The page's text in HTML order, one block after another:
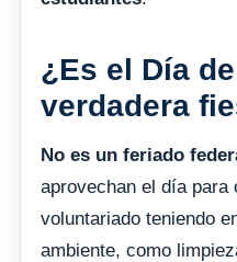
¿Es el Día
verdadera
No es un feriado
aprovechan el día para
voluntariado teniendo
ambiente, como